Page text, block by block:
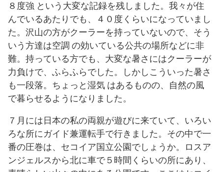
８度強 という大変な記録を残しました。我々が住
んでいるあたりでも、４０度くらいになっていまし
た。沢山の方がクーラーを持っていないので、そう
いう方達は空調 の効いている公共の場所などに非
難。持っている方でも、大変な暑さにはクーラーが
力負けで、ふらふらでした。しかしこういった暑さ
も一段落。ちょっと湿気 はあるものの、自然の風
で暮らせるようになりました。
７月には日本の私の両親が遊びに来ていて、いろい
ろな所にガイド兼運転手で行きました。その中で一
番の圧巻は、セコイア国立公園でしょうか。ロスア
ンジェルスから北に車で５時間くらいの所にあり、